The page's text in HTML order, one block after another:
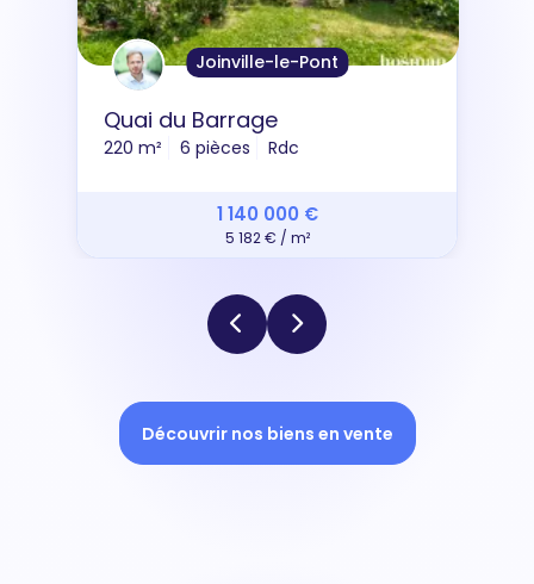
Joinville-le-Pont
Quai du Barrage
220 m² 6 pièces Rdc
1 140 000 €
5 182 € / m²
Découvrir nos biens en vente